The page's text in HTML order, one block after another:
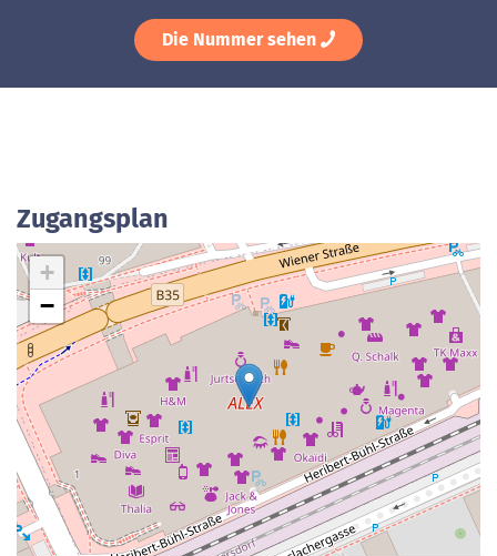
Die Nummer sehen
Zugangsplan
+
−